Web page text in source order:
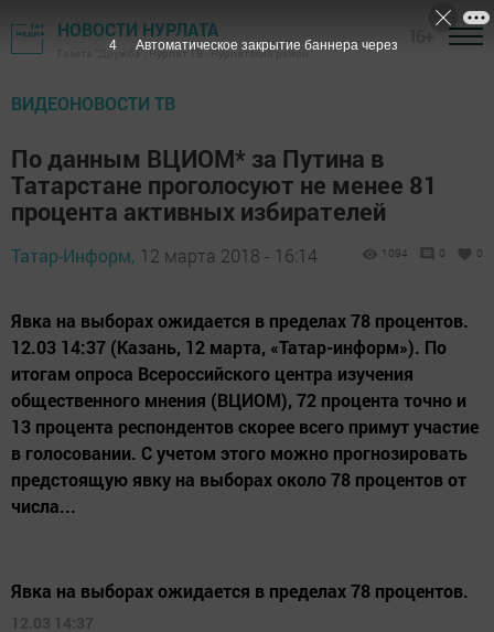
НОВОСТИ НУРЛАТА
Газета "Дружба", Нурлат ТВ - Нурлатский район
ВИДЕОНОВОСТИ ТВ
По данным ВЦИОМ* за Путина в
Татарстане проголосуют не менее 81
процента активных избирателей
Татар-Информ, 12 марта 2018 - 16:14 1094 0 0
Явка на выборах ожидается в пределах 78 процентов.
12.03 14:37 (Казань, 12 марта, «Татар-информ»). По
итогам опроса Всероссийского центра изучения
общественного мнения (ВЦИОМ), 72 процента точно и
13 процента респондентов скорее всего примут участие
в голосовании. С учетом этого можно прогнозировать
предстоящую явку на выборах около 78 процентов от
числа...
Явка на выборах ожидается в пределах 78 процентов.
12.03 14:37
3 Автоматическое закрытие баннера через